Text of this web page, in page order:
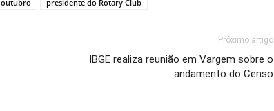
outubro presidente do Rotary Club
Próximo artigo
IBGE realiza reunião em Vargem sobre o
andamento do Censo